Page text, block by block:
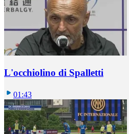
L'occhiolino di Spalletti
01:43